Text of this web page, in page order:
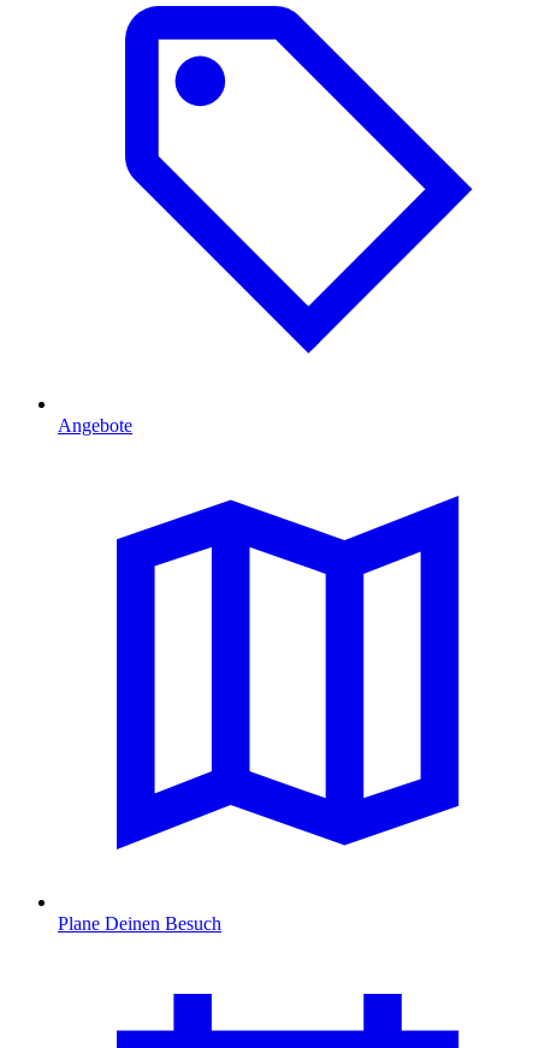
Angebote
Plane Deinen Besuch